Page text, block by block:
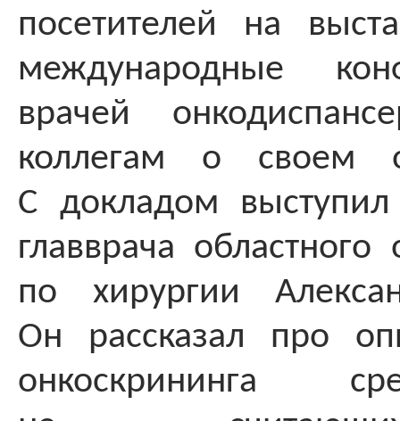
посетителей на
международные
врачей
коллегам о своем
С докладом выступил
главврача областного
по хирургии
Он рассказал про
онкоскрининга